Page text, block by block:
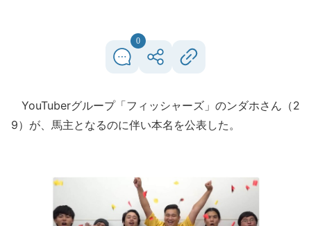
0
YouTuberグループ「フィッシャーズ」のンダホさん（2
9）が、馬主となるのに伴い本名を公表した。